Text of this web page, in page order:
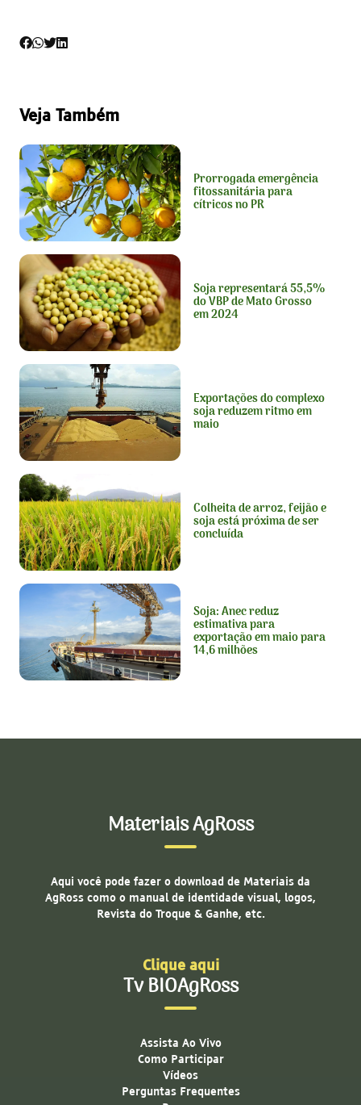
Veja Também
Prorrogada emergência
fitossanitária para
cítricos no PR
Soja representará 55,5%
do VBP de Mato Grosso
em 2024
Exportações do complexo
soja reduzem ritmo em
maio
Colheita de arroz, feijão e
soja está próxima de ser
concluída
Soja: Anec reduz
estimativa para
exportação em maio para
14,6 milhões
Materiais AgRoss
Aqui você pode fazer o download de Materiais da
AgRoss como o manual de identidade visual, logos,
Revista do Troque & Ganhe, etc.
Clique aqui
Tv BIOAgRoss
Assista Ao Vivo
Como Participar
Vídeos
Perguntas Frequentes